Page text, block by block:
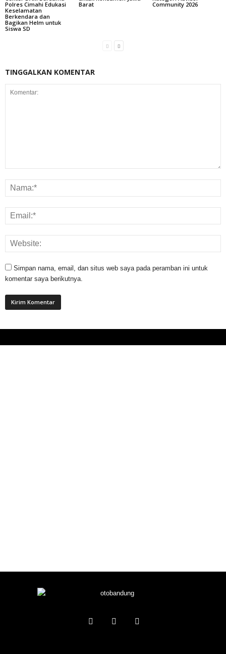
Polres Cimahi Edukasi
Keselamatan
Berkendara dan
Bagikan Helm untuk
Siswa SD
Barat
Community 2026
TINGGALKAN KOMENTAR
Simpan nama, email, dan situs web saya pada peramban ini untuk
komentar saya berikutnya.